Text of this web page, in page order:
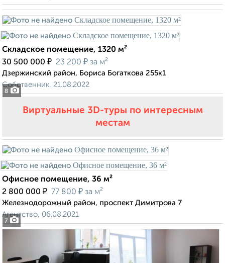
8
Складское помещение, 1320 м²
30 500 000 ₽ 23 200 ₽ за м²
Дзержинский район, Бориса Богаткова 255к1
Собственник, 21.08.2022
Виртуальные 3D-туры по интересным
местам
7
Офисное помещение, 36 м²
2 800 000 ₽ 77 800 ₽ за м²
Железнодорожный район, проспект Димитрова 7
Агентство, 06.08.2021